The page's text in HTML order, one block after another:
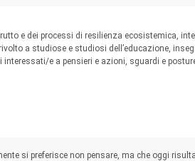
e dei processi di resilienza ecosistemica,
a studiose e studiosi dell’educazione,
e a pensieri e azioni, sguardi e
si preferisce non pensare, ma che oggi